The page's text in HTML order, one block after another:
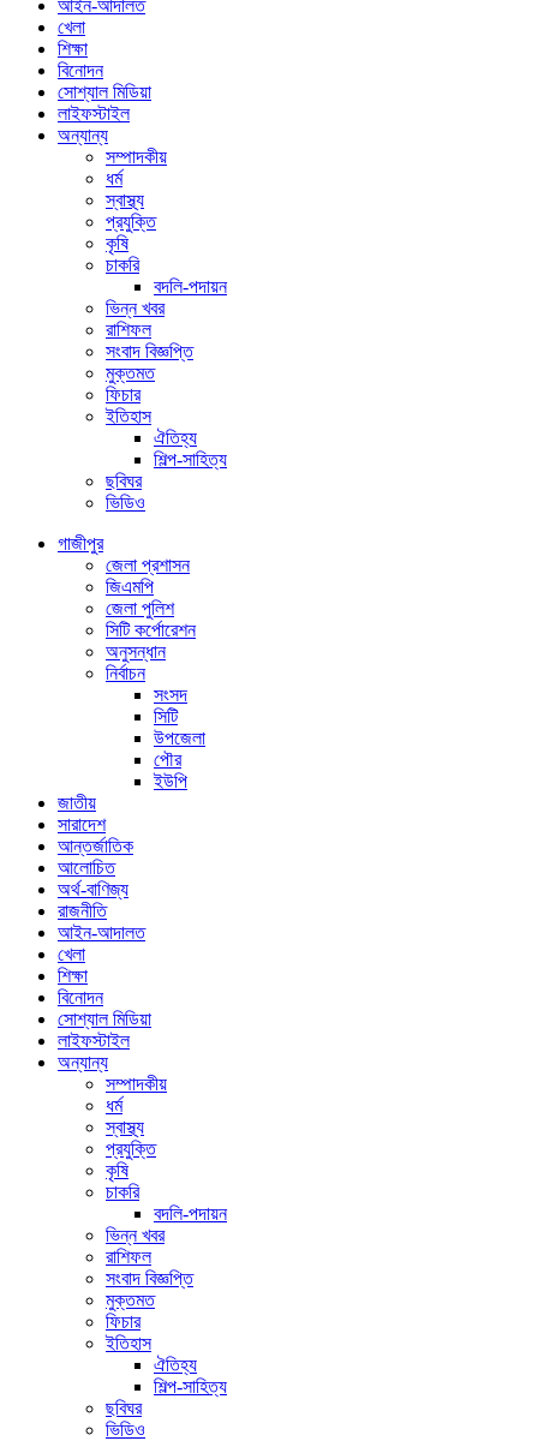
আইন-আদালত
খেলা
শিক্ষা
বিনোদন
সোশ্যাল মিডিয়া
লাইফস্টাইল
অন্যান্য
সম্পাদকীয়
ধর্ম
স্বাস্থ্য
প্রযুক্তি
কৃষি
চাকরি
বদলি-পদায়ন
ভিন্ন খবর
রাশিফল
সংবাদ বিজ্ঞপ্তি
মুক্তমত
ফিচার
ইতিহাস
ঐতিহ্য
শিল্প-সাহিত্য
ছবিঘর
ভিডিও
গাজীপুর
জেলা প্রশাসন
জিএমপি
জেলা পুলিশ
সিটি কর্পোরেশন
অনুসন্ধান
নির্বাচন
সংসদ
সিটি
উপজেলা
পৌর
ইউপি
জাতীয়
সারাদেশ
আন্তর্জাতিক
আলোচিত
অর্থ-বাণিজ্য
রাজনীতি
আইন-আদালত
খেলা
শিক্ষা
বিনোদন
সোশ্যাল মিডিয়া
লাইফস্টাইল
অন্যান্য
সম্পাদকীয়
ধর্ম
স্বাস্থ্য
প্রযুক্তি
কৃষি
চাকরি
বদলি-পদায়ন
ভিন্ন খবর
রাশিফল
সংবাদ বিজ্ঞপ্তি
মুক্তমত
ফিচার
ইতিহাস
ঐতিহ্য
শিল্প-সাহিত্য
ছবিঘর
ভিডিও